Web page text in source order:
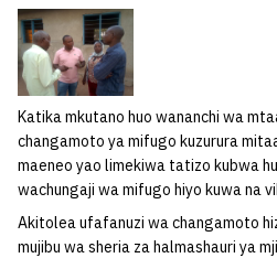
Katika mkutano huo wananchi wa
changamoto ya mifugo kuzurura
maeneo yao limekiwa tatizo kubwa
wachungaji wa mifugo hiyo kuwa na
Akitolea ufafanuzi wa changamoto
mujibu wa sheria za halmashauri ya